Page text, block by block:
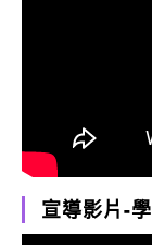
宣導影片-